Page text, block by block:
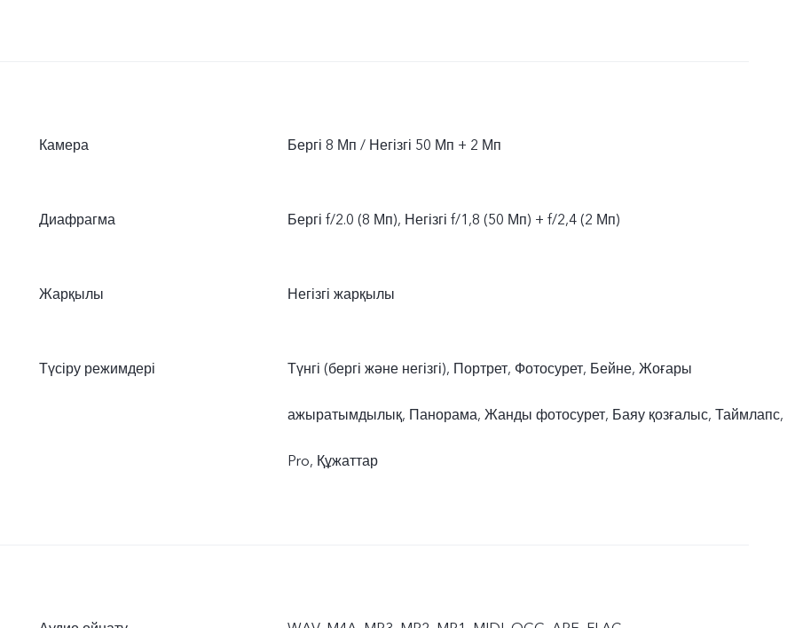
Камера Бергі 8 Мп / Негізгі 50 Мп + 2 Мп
Диафрагма Бергі f/2.0 (8 Мп), Негізгі f/1,8 (50 Мп) + f/2,4 (2 Мп)
Жарқылы Негізгі жарқылы
Түсіру режимдері Түнгі (бергі және негізгі), Портрет, Фотосурет, Бейне, Жоғары
ажыратымдылық, Панорама, Жанды фотосурет, Баяу қозғалыс, Таймлапс,
Pro, Құжаттар